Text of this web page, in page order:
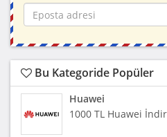
Bu Kategoride Popüler
Huawei
1000 TL Huawei